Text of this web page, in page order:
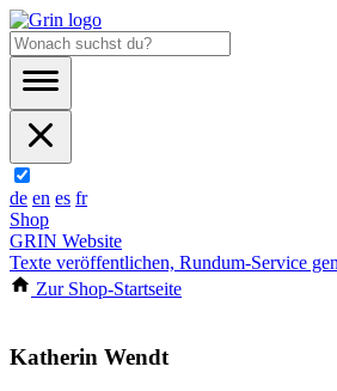
de en es fr
Shop
GRIN Website
Texte veröffentlichen, Rundum-Service
Zur Shop-Startseite
Katherin Wendt